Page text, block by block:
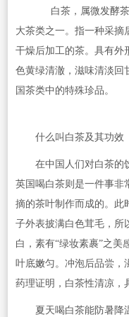
白茶，属微发酵茶
大茶类之一。指一种采摘
干燥后加工的茶。具有外
色黄绿清澈，滋味清淡回
国茶类中的特殊珍品。
什么叫白茶及其功效
在中国人们对白茶的饮
英国喝白茶则是一件事非
摘的茶叶制作而成的。此
子外表披满白色茸毛，所
白，素有“绿妆素裹”之美
叶底嫩匀。冲泡后品尝，
药理证明，白茶性清凉，
夏天喝白茶能防暑降